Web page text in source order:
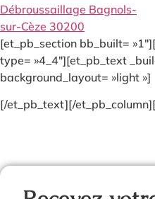
Débroussaillage Bagnols-
sur-Cèze 30200
[et_pb_section bb_built=
type= »4_4″][et_pb_text
background_layout= »light »]
[/et_pb_text][/